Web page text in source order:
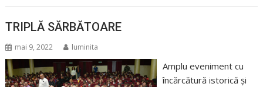
TRIPLĂ SĂRBĂTOARE
mai 9, 2022 luminita
Amplu eveniment cu
încărcătură istorică și